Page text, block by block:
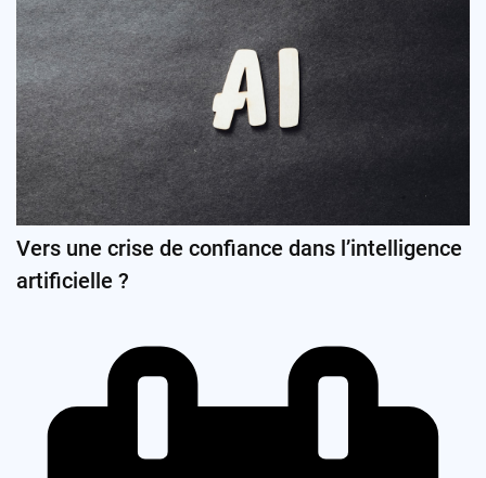
Vers une crise de confiance dans l’intelligence
artificielle ?